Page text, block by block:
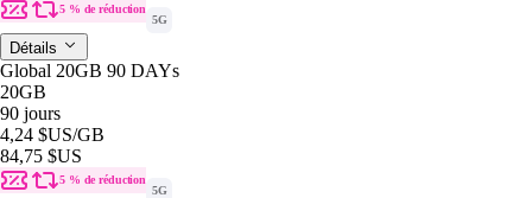
5 % de réduction
5G
Détails
Global 20GB 90 DAYs
20GB
90 jours
4,24 $US/GB
84,75 $US
5 % de réduction
5G